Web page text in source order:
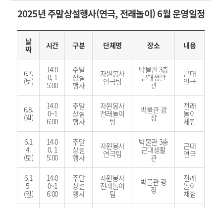
2025년 주말상설행사(연극, 전래놀이) 6월 운영일정
날
짜
시간 구분 단체명 장소 내용
6.7.
(토)
14:0
0, 1
5:00
주말
상설
행사
자원봉사
연극팀
박물관 3층
근대생활
관
근대
연극
6.8.
(일)
14:0
0~1
6:00
주말
상설
행사
자원봉사
전래놀이
팀
박물관 광
장
전래
놀이
체험
6.1
4.
(토)
14:0
0, 1
5:00
주말
상설
행사
자원봉사
연극팀
박물관 3층
근대생활
관
근대
연극
6.1
5.
(일)
14:0
0~1
6:00
주말
상설
행사
자원봉사
전래놀이
팀
박물관 광
장
전래
놀이
체험